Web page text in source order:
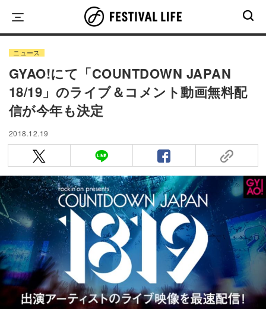
content
ニュース
GYAO!にて「COUNTDOWN JAPAN
18/19」のライブ＆コメント動画無料配
信が今年も決定
2018.12.19